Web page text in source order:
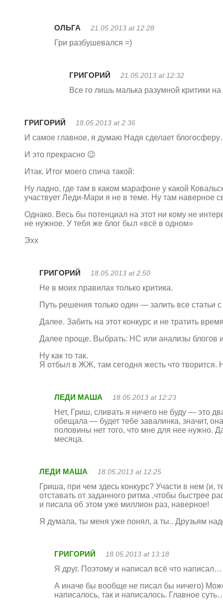
ОЛЬГА 21.05.2013 at 12:28
Гри разбушевался =)
ГРИГОРИЙ 21.05.2013 at 12:32
Все го лишь малька разумной критики
ГРИГОРИЙ 18.05.2013 at 2:36
И самое главное, я думаю Надя сделает
И это прекрасно 😉
Итак. Итог моего спича такой:
Ну ладно, где там в каком марафоне у какой
участвует Леди-Мари я не в теме. Ну там наверное
Однако. Весь бы потенциал на этот ни кому не
не нужное. У тебя же блог был «всё в одном»
Эхх
ГРИГОРИЙ 18.05.2013 at 2:50
Не в моих правилах только критика.
Путь решения только один — залить все
Далее. Забить на этот конкурс и не тратить
Далее проще. Выбрать: НС или анализы блогов
Ну как то так.
Я отбыл в ЖЖ, там сегодня жесть что творится.
ЛЕДИ МАША 18.05.2013 at 12:23
Нет, Гриш, сливать я ничего не буду — это
обещала — будет тебе завалинка, значит,
половины нет того, что мне для нее нужно.
месяца.
ЛЕДИ МАША 18.05.2013 at 12:25
Гриша, при чем здесь конкурс? Участи в нем (и,
отставать от заданного ритма ,чтобы быстрее
и писала об этом уже миллион раз, наверное!
Я думала, ты меня уже понял, а ты.. Друзьям
ГРИГОРИЙ 18.05.2013 at 13:18
Я друг. Поэтому и написал всё что написал…
А иначе бы вообще не писал бы ничего)
написалось, так и написалось. Главное